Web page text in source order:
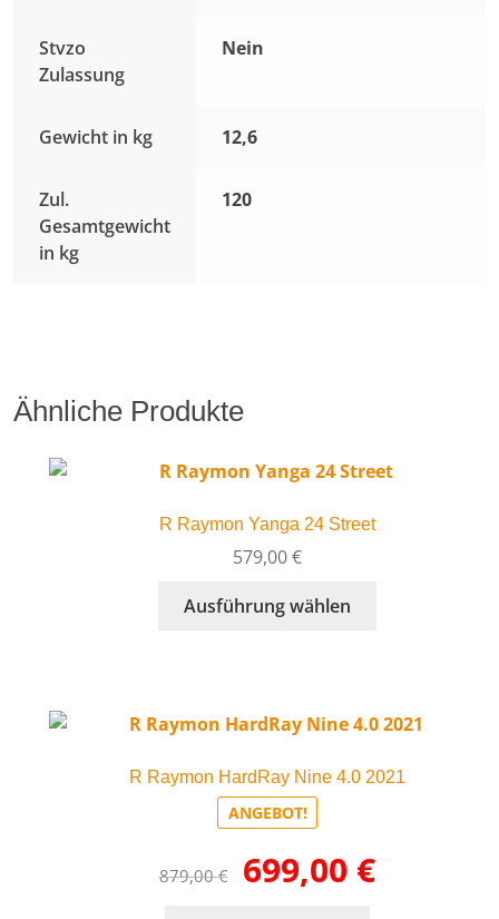
Stvzo
Zulassung
Nein
Gewicht in kg 12,6
Zul.
Gesamtgewicht
in kg
120
Ähnliche Produkte
R Raymon Yanga 24 Street
579,00€
Ausführung wählen
auf.
Optionen
der
R Raymon HardRay Nine 4.0 2021
ANGEBOT!
879,00€
Ursprünglicher
Preis
699,00 €Aktueller